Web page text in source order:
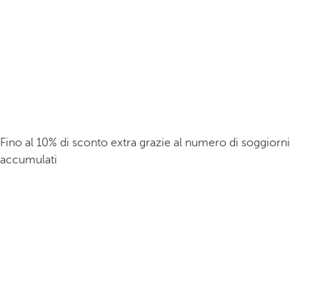
Fino al 10% di sconto extra grazie al numero di soggiorni
accumulati